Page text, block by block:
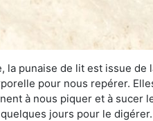
punaise de lit est issue de
pour nous repérer.
à nous piquer et à sucer
jours pour le